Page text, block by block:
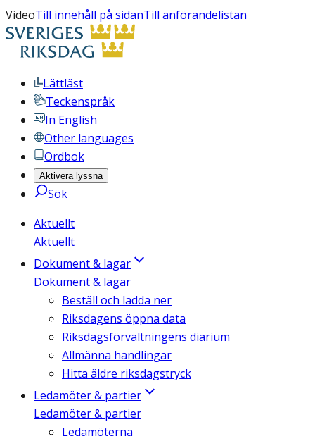
VideoTill innehåll på sidanTill anförandelistan
Lättläst
Teckenspråk
In English
Other languages
Ordbok
Aktivera lyssna
Sök
Aktuellt
Aktuellt
Dokument & lagar
Dokument & lagar
Beställ och ladda ner
Riksdagens öppna data
Riksdagsförvaltningens diarium
Allmänna handlingar
Hitta äldre riksdagstryck
Ledamöter & partier
Ledamöter & partier
Ledamöterna